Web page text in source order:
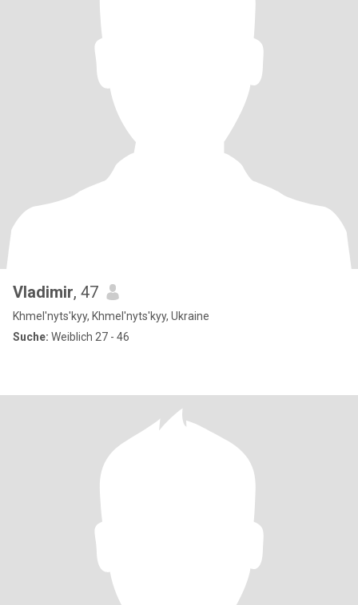
Vladimir, 47
Khmel'nyts'kyy, Khmel'nyts'kyy, Ukraine
Suche: Weiblich 27 - 46